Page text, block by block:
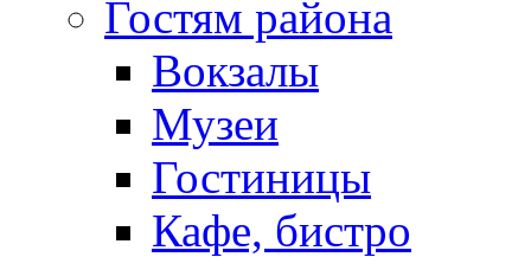
Гостям района
Вокзалы
Музеи
Гостиницы
Кафе, бистро